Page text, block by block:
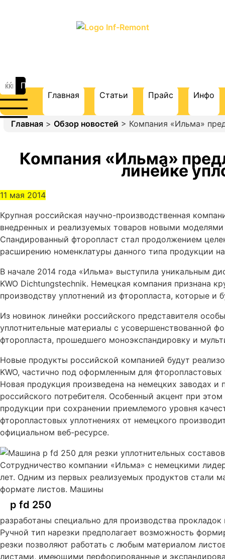
Главная Статьи Прайс Инфо
Главная > Обзор новостей > Компания «Ильма»
Компания «Ильма»
линейке
11 мая 2014
Крупная российская научно-производственная
внедренных и реализуемых товаров новыми моделями
Спандированный фторопласт стал продолжением
расширению номенклатуры данного типа продукции
В начале 2014 года «Ильма» выступила уникальным
KWO Dichtungstechnik. Немецкая компания признана
производству уплотнений из фторопласта, которые и
Из новинок линейки российского представителя
уплотнительные материалы с усовершенствованной
фторопласта, прошедшего моноэкспандировку и
Новые продукты российской компанией будут
KWO, частично под оформленным для
Новая продукция произведена на немецких заводах
российского потребителя. Особенный акцент при
продукции при сохранении приемлемого уровня
фторопластовых уплотнениях от немецкого
официальном веб-ресурсе.
Сотрудничество компании «Ильма» с немецкими
лет. Одним из первых реализуемых продуктов стали
формате листов. Машины
p fd 250
разработаны специально для производства
Ручной тип нарезки предполагает возможность
резки позволяют работать с любым материалом
листами, имеющими перфорированные и